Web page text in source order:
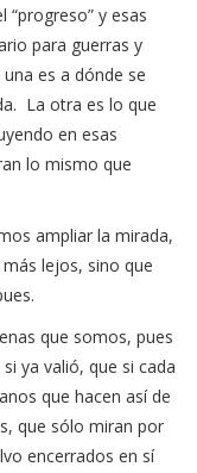
“progreso” y esas
para guerras y
es a dónde se
La otra es lo que
en esas
lo mismo que
ampliar la mirada,
lejos, sino que
que somos, pues
ya valió, que si cada
que hacen así de
que sólo miran por
encerrados en sí